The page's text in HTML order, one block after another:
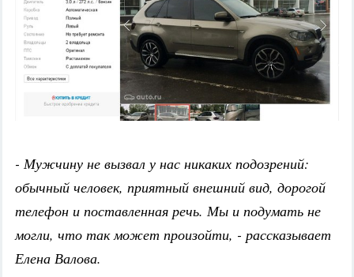
- Мужчину не вызвал у нас никаких подозрений:
обычный человек, приятный внешний вид, дорогой
телефон и поставленная речь. Мы и подумать не
могли, что так может произойти, - рассказывает
Елена Валова.